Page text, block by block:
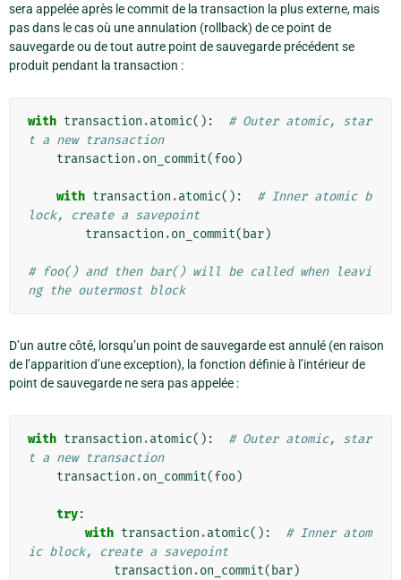
sera appelée après le commit de la transaction la plus externe, mais
pas dans le cas où une annulation (rollback) de ce point de
sauvegarde ou de tout autre point de sauvegarde précédent se
produit pendant la transaction :
with transaction .atomic():
# Outer atomic, star
t a new transaction
transaction .on_commit(foo)
with transaction .atomic():
# Inner atomic b
lock, create a savepoint
transaction .on_commit(bar)
# foo() and then bar() will be called when leavi
ng the outermost block
D’un autre côté, lorsqu’un point de sauvegarde est annulé (en raison
de l’apparition d’une exception), la fonction définie à l’intérieur de
point de sauvegarde ne sera pas appelée :
with transaction .atomic():
# Outer atomic, star
t a new transaction
transaction .on_commit(foo)
try:
with transaction .atomic():
# Inner atom
ic block, create a savepoint
transaction .on_commit(bar)